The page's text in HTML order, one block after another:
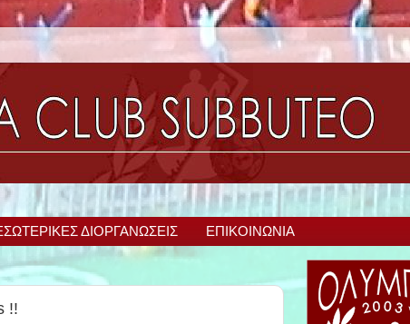
ΔΙΟΡΓΑΝΩΣΕΙΣ ΕΠΙΚΟΙΝΩΝΙΑ
!!